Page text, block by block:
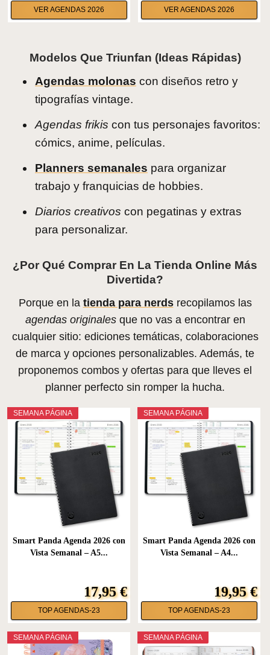
VER AGENDAS 2026 VER AGENDAS 2026
Modelos Que Triunfan (ideas Rápidas)
Agendas molonas con diseños retro y
tipografías vintage.
Agendas frikis con tus personajes favoritos:
cómics, anime, películas.
Planners semanales para organizar
trabajo y franquicias de hobbies.
Diarios creativos con pegatinas y extras
para personalizar.
¿Por Qué Comprar En La Tienda Online Más
Divertida?
Porque en la tienda para nerdsrecopilamos las
agendas originalesque no vas a encontrar en
cualquier sitio: ediciones temáticas, colaboraciones
de marca y opciones personalizables. Además, te
proponemos combos y ofertas para que lleves el
planner perfecto sin romper la hucha.
SEMANA PÁGINA
Smart Panda Agenda 2026 con
Vista Semanal – A5...
17,95 €
TOP AGENDAS-23
SEMANA PÁGINA
Smart Panda Agenda 2026 con
Vista Semanal – A4...
19,95 €
TOP AGENDAS-23
SEMANA PÁGINA SEMANA PÁGINA